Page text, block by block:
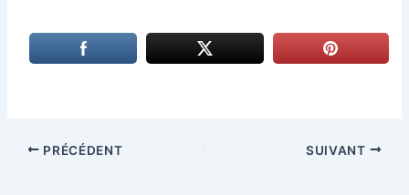
PRÉCÉDENT SUIVANT